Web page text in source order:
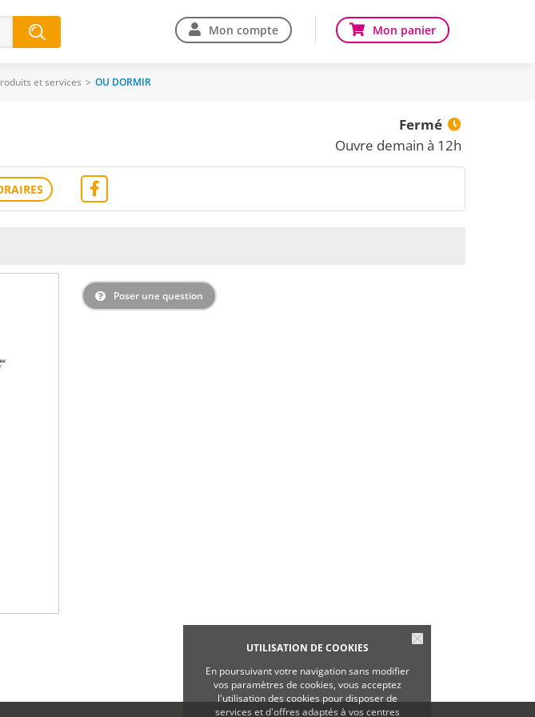
UTILISATION DE COOKIES
En poursuivant votre navigation sans modifier
vos paramètres de cookies, vous acceptez
l'utilisation des cookies pour disposer de
services et d'offres adaptés à vos centres
Mon compte Mon panier
et services > OU DORMIR
Fermé
Ouvre demain à 12h
Poser une question